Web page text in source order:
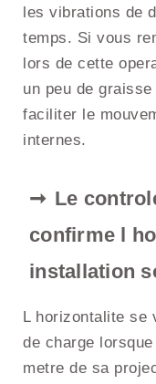
les vibrations de
temps. Si vous
lors de cette
un peu de
faciliter le
internes.
Le
confirme l
installation
L horizontalite se
de charge
metre de sa